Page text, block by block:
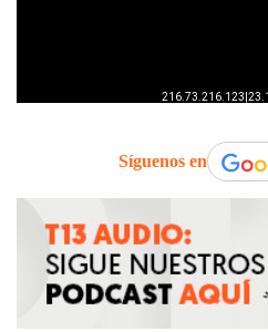
Síguenos en